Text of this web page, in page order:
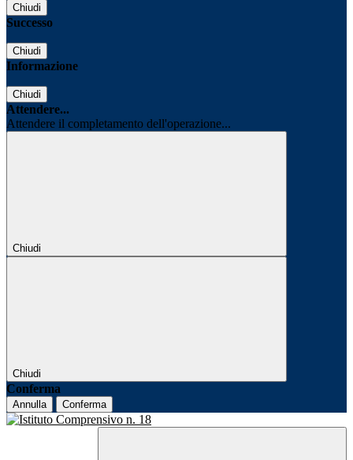
Chiudi
Successo
Chiudi
Informazione
Chiudi
Attendere...
Attendere il completamento dell'operazione...
Chiudi
Chiudi
Conferma
Annulla Conferma